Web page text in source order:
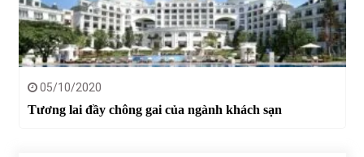
05/10/2020
Tương lai đầy chông gai của ngành khách sạn